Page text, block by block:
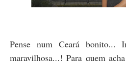
Pense num Ceará bonito...
maravilhosa...! Para quem